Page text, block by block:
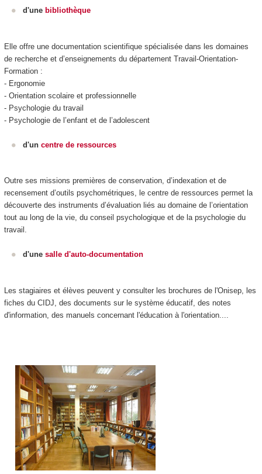
d'une bibliothèque
Elle offre une documentation scientifique spécialisée dans les domaines
de recherche et d’enseignements du département Travail-Orientation-
Formation :
- Ergonomie
- Orientation scolaire et professionnelle
- Psychologie du travail
- Psychologie de l’enfant et de l’adolescent
d'un centre de ressources
Outre ses missions premières de conservation, d’indexation et de
recensement d’outils psychométriques, le centre de ressources permet la
découverte des instruments d’évaluation liés au domaine de l’orientation
tout au long de la vie, du conseil psychologique et de la psychologie du
travail.
d'une salle d'auto-documentation
Les stagiaires et élèves peuvent y consulter les brochures de l'Onisep, les
fiches du CIDJ, des documents sur le système éducatif, des notes
d'information, des manuels concernant l'éducation à l'orientation....